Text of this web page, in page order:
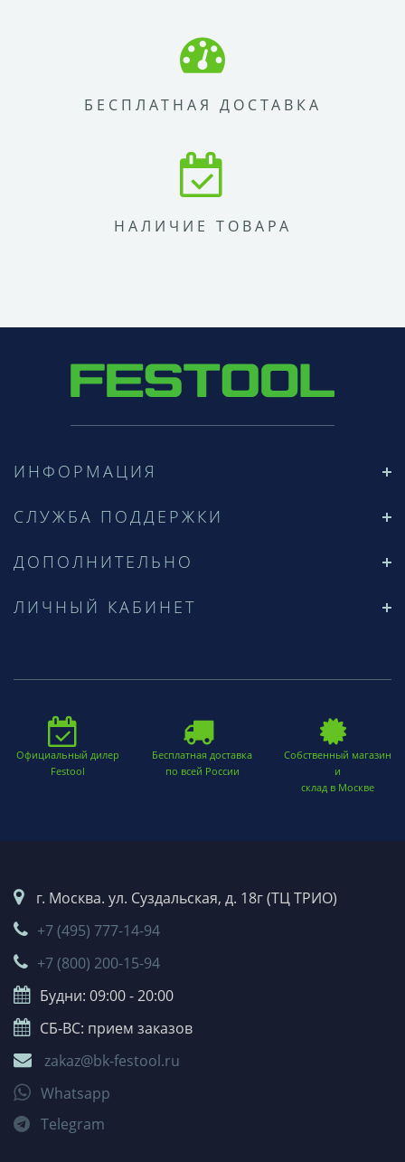
БЕСПЛАТНАЯ ДОСТАВКА
НАЛИЧИЕ ТОВАРА
ИНФОРМАЦИЯ
СЛУЖБА ПОДДЕРЖКИ
ДОПОЛНИТЕЛЬНО
ЛИЧНЫЙ КАБИНЕТ
Официальный дилер
Festool
Бесплатная доставка
по всей России
Собственный магазин
и
склад в Москве
г. Москва. ул. Суздальская, д. 18г (ТЦ ТРИО)
+7 (495) 777-14-94
+7 (800) 200-15-94
Будни: 09:00 - 20:00
СБ-ВС: прием заказов
zakaz@bk-festool.ru
Whatsapp
Telegram